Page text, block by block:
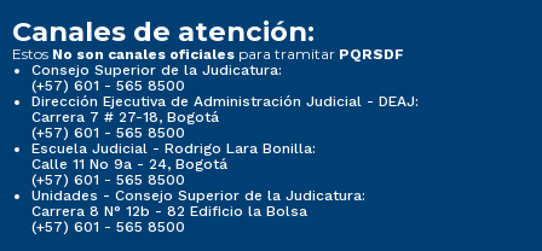
Canales de atención:
Estos No son canales oficiales para tramitar PQRSDF
Consejo Superior de la Judicatura:
(+57) 601 - 565 8500
Dirección Ejecutiva de Administración Judicial - DEAJ:
Carrera 7 # 27-18, Bogotá
(+57) 601 - 565 8500
Escuela Judicial - Rodrigo Lara Bonilla:
Calle 11 No 9a - 24, Bogotá
(+57) 601 - 565 8500
Unidades - Consejo Superior de la Judicatura:
Carrera 8 N° 12b - 82 Edificio la Bolsa
(+57) 601 - 565 8500